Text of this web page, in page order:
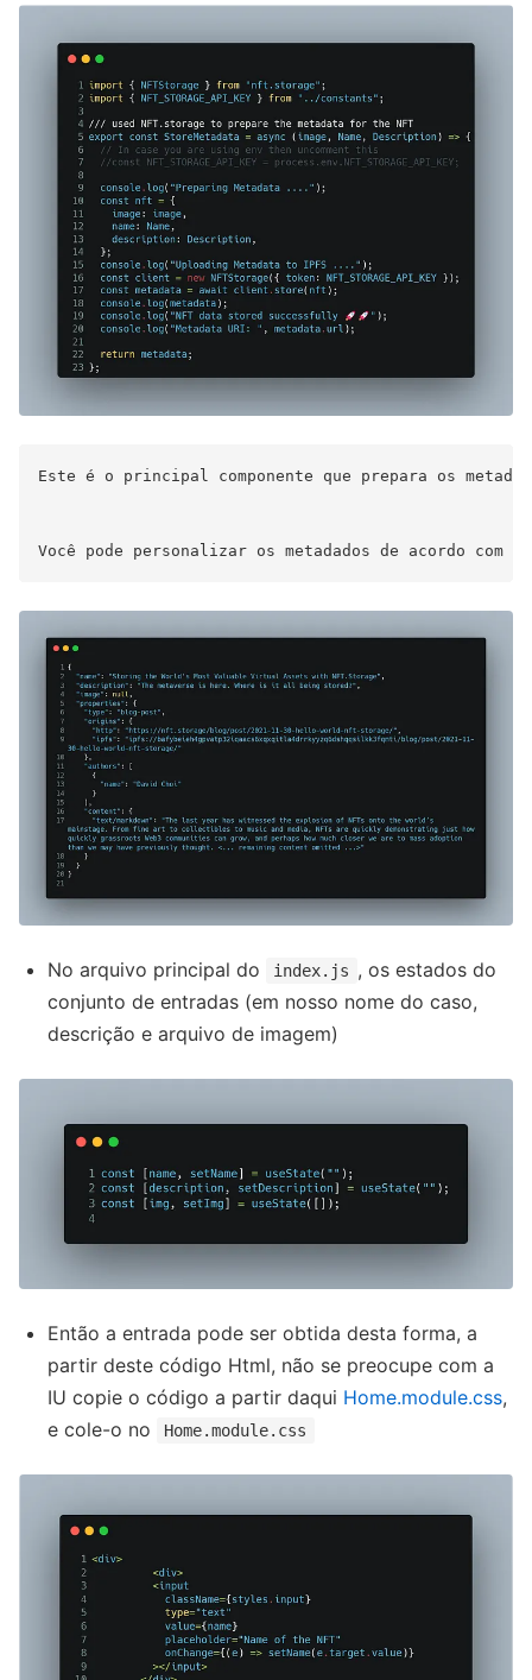
Este é o principal componente que prepara os
No arquivo principal do index.js , os estados do
conjunto de entradas (em nosso nome do caso,
descrição e arquivo de imagem)
Então a entrada pode ser obtida desta forma, a
partir deste código Html, não se preocupe com a
IU copie o código a partir daqui Home.module.css,
e cole-o no
Home.module.css